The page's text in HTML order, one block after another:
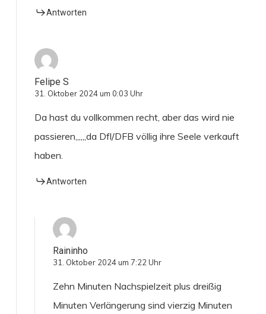
Antworten
Felipe S
31. Oktober 2024 um 0:03 Uhr
Da hast du vollkommen recht, aber das wird nie
passieren,,,,,,da Dfl/DFB völlig ihre Seele verkauft
haben.
Antworten
Raininho
31. Oktober 2024 um 7:22 Uhr
Zehn Minuten Nachspielzeit plus dreißig
Minuten Verlängerung sind vierzig Minuten